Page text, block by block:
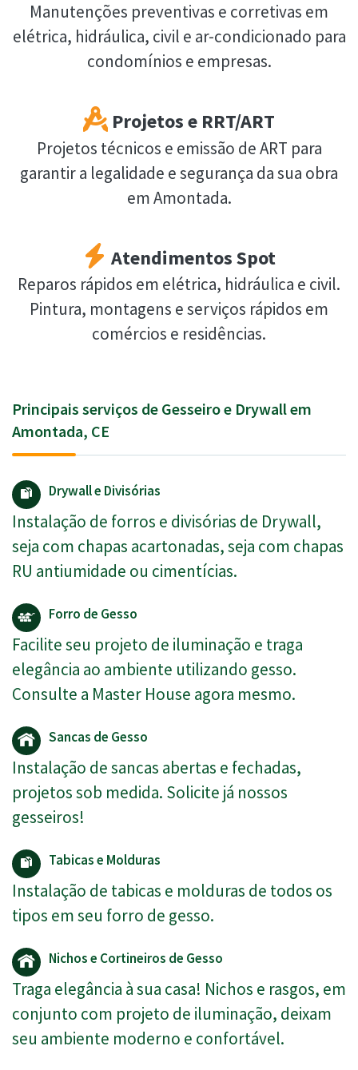
Manutenções preventivas e corretivas em
elétrica, hidráulica, civil e ar-condicionado para
condomínios e empresas.
Projetos e RRT/ART
Projetos técnicos e emissão de ART para
garantir a legalidade e segurança da sua obra
em Amontada.
Atendimentos Spot
Reparos rápidos em elétrica, hidráulica e civil.
Pintura, montagens e serviços rápidos em
comércios e residências.
Principais serviços de Gesseiro e Drywall em
Amontada, CE
Drywall e Divisórias
Instalação de forros e divisórias de Drywall,
seja com chapas acartonadas, seja com chapas
RU antiumidade ou cimentícias.
Forro de Gesso
Facilite seu projeto de iluminação e traga
elegância ao ambiente utilizando gesso.
Consulte a Master House agora mesmo.
Sancas de Gesso
Instalação de sancas abertas e fechadas,
projetos sob medida. Solicite já nossos
gesseiros!
Tabicas e Molduras
Instalação de tabicas e molduras de todos os
tipos em seu forro de gesso.
Nichos e Cortineiros de Gesso
Traga elegância à sua casa! Nichos e rasgos, em
conjunto com projeto de iluminação, deixam
seu ambiente moderno e confortável.